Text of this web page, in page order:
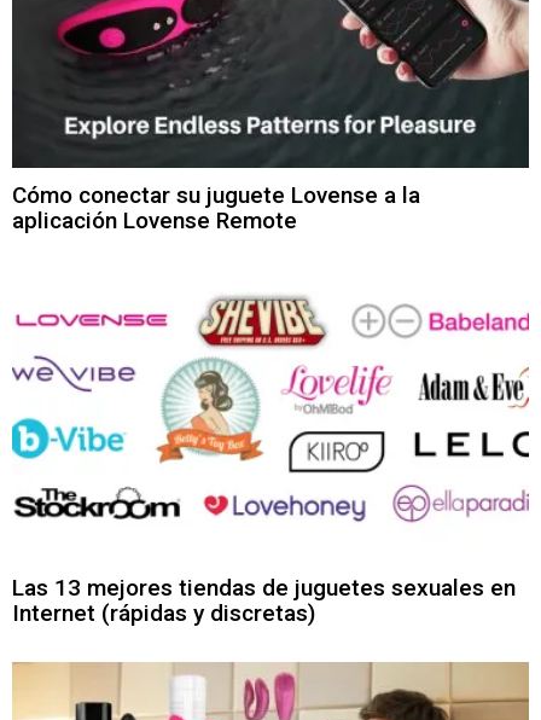
Cómo conectar su juguete Lovense a la
aplicación Lovense Remote
Las 13 mejores tiendas de juguetes sexuales en
Internet (rápidas y discretas)